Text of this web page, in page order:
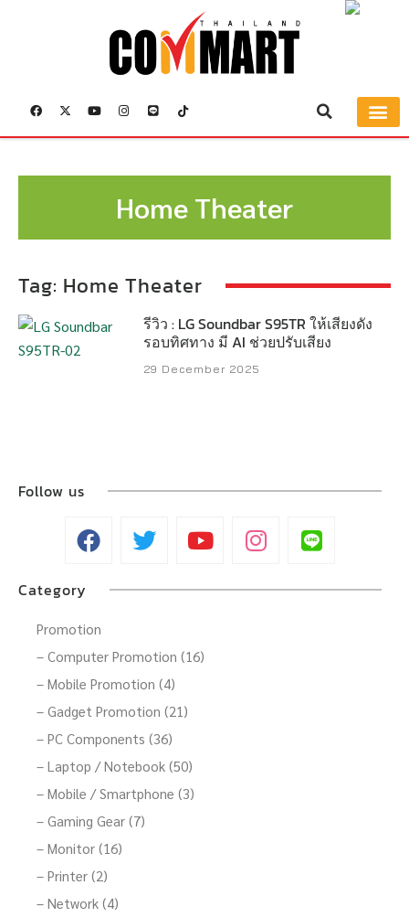
Home Theater
Tag: Home Theater
รีวิว : LG Soundbar S95TR ให้เสียงดัง
รอบทิศทาง มี AI ช่วยปรับเสียง
29 December 2025
Follow us
Category
Promotion
– Computer Promotion (16)
– Mobile Promotion (4)
– Gadget Promotion (21)
– PC Components (36)
– Laptop / Notebook (50)
– Mobile / Smartphone (3)
– Gaming Gear (7)
– Monitor (16)
– Printer (2)
– Network (4)